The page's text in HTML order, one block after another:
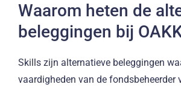
Waarom heten de
beleggingen bij
Skills zijn alternatieve beleggingen
vaardigheden van de fondsbeheerder